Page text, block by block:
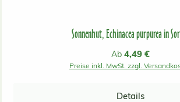
Sonnenhut, Echinacea purpurea in
Regulärer Preis:
Ab 4,49 €
Preise inkl. MwSt. zzgl.
Details